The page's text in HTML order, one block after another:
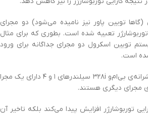
تویین پاور نیز نامیده می‌شود) دو مجرای
تعبیه شده است. بطوری که برای مثال
تویین اسکرول دو مجرای جداگانه برای ورود
است.
بطوری که برای مثال در پیشرانه‌ی بی‌ام‌و ۳۲۸i سیلندرهای ۱ و ۴ دارای یک مجرا
توربوشارژر افزایش پیدا می‌کند بلکه تاخیر آن